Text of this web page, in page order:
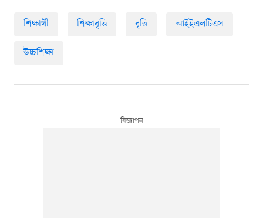
শিক্ষার্থী শিক্ষাবৃত্তি বৃত্তি আইইএলটিএস
উচ্চশিক্ষা